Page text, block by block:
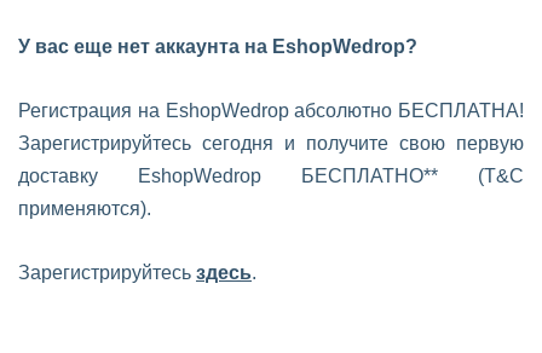
У вас еще нет аккаунта на EshopWedrop?
Регистрация на EshopWedrop абсолютно БЕСПЛАТНА!
Зарегистрируйтесь сегодня и получите свою первую
доставку EshopWedrop БЕСПЛАТНО** (T&C
применяются).
Зарегистрируйтесь здесь.